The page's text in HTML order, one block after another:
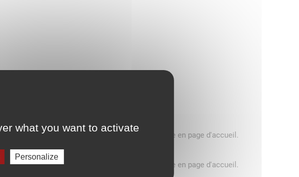
what you want to activate
Personalize
n'excédant pas 3,5 tonnes, consultez le message en page d'accueil.
n'excédant pas 3,5 tonnes, consultez le message en page d'accueil.